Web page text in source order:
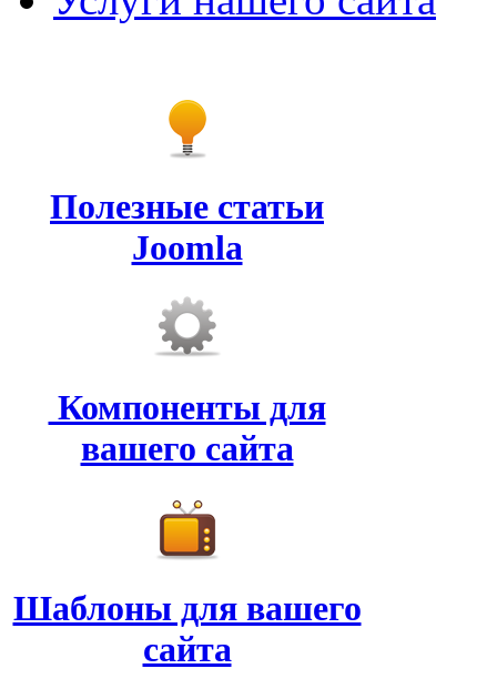
Полезные статьи
Joomla
Компоненты для
вашего сайта
Шаблоны для вашего
сайта